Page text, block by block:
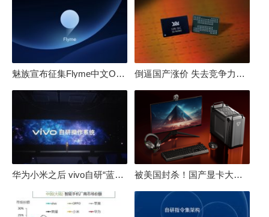
魅族宣布征集Flyme中文OS名：要像鸿蒙、澎湃一样响亮 倒逼国产涨价 失去竞争力！三星要减产50%：SSD必须涨价
华为小米之后 vivo自研“蓝河”操作系统重磅发布 被美国封杀！国产显卡大厂：中国GPU不存在至暗时刻